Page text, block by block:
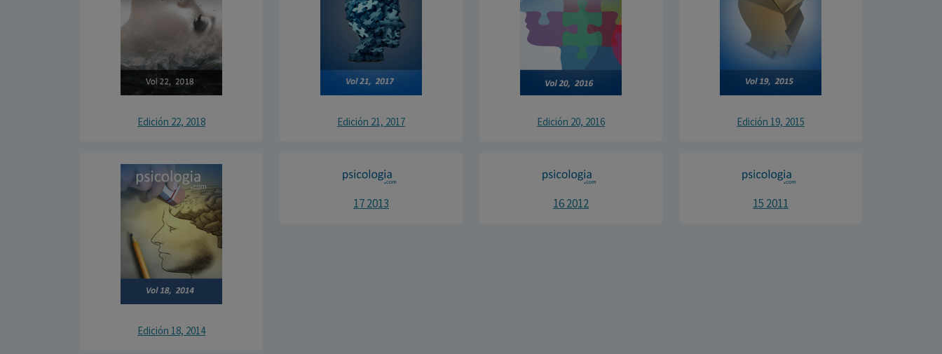
Edición 22, 2018 Edición 21, 2017 Edición 20, 2016 Edición 19, 2015
Edición 18, 2014
17 2013 16 2012 15 2011